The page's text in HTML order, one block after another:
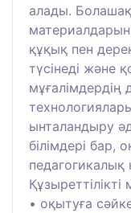
алады.
құқық пен
түсінеді және
мұғалімдердің
ынталандыру
білімдері бар,
• оқытуға